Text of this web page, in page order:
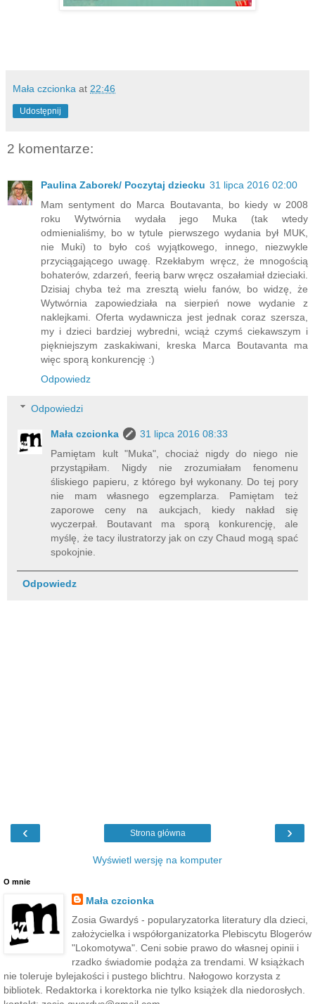
Mała czcionka at 22:46
Udostępnij
2 komentarze:
Paulina Zaborek/ Poczytaj dziecku 31 lipca 2016 02:00
Mam sentyment do Marca Boutavanta, bo kiedy w 2008
roku Wytwórnia wydała jego Muka (tak wtedy
odmienialiśmy, bo w tytule pierwszego wydania był MUK,
nie Muki) to było coś wyjątkowego, innego, niezwykle
przyciągającego uwagę. Rzekłabym wręcz, że mnogością
bohaterów, zdarzeń, feerią barw wręcz oszałamiał dzieciaki.
Dzisiaj chyba też ma zresztą wielu fanów, bo widzę, że
Wytwórnia zapowiedziała na sierpień nowe wydanie z
naklejkami. Oferta wydawnicza jest jednak coraz szersza,
my i dzieci bardziej wybredni, wciąż czymś ciekawszym i
piękniejszym zaskakiwani, kreska Marca Boutavanta ma
więc sporą konkurencję :)
Odpowiedz
Odpowiedzi
Mała czcionka
31 lipca 2016 08:33
Pamiętam kult "Muka", chociaż nigdy do niego nie
przystąpiłam. Nigdy nie zrozumiałam fenomenu
śliskiego papieru, z którego był wykonany. Do tej pory
nie mam własnego egzemplarza. Pamiętam też
zaporowe ceny na aukcjach, kiedy nakład się
wyczerpał. Boutavant ma sporą konkurencję, ale
myślę, że tacy ilustratorzy jak on czy Chaud mogą spać
spokojnie.
Odpowiedz
‹ ›
Strona główna
Wyświetl wersję na komputer
O mnie
Mała czcionka
Zosia Gwardyś - popularyzatorka literatury dla dzieci,
założycielka i współorganizatorka Plebiscytu Blogerów
"Lokomotywa". Ceni sobie prawo do własnej opinii i
rzadko świadomie podąża za trendami. W książkach
nie toleruje bylejakości i pustego blichtru. Nałogowo korzysta z
bibliotek. Redaktorka i korektorka nie tylko książek dla niedorosłych.